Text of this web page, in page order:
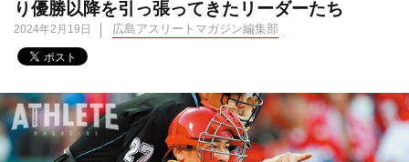
り優勝以降を引っ張ってきたリーダーたち
2024年2月19日 広島アスリートマガジン編集部